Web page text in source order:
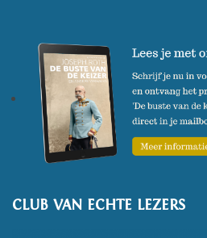
CLUB VAN ECHTE LEZERS